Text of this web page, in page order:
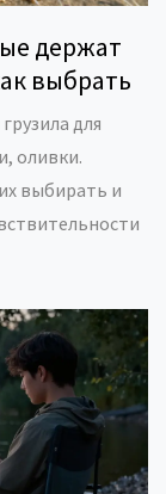
держат
выбрать
для
оливки.
выбирать и